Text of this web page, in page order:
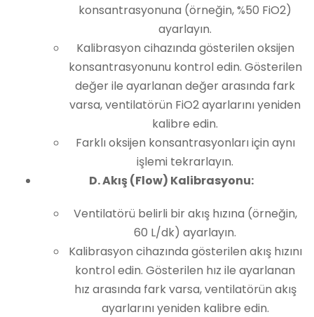
konsantrasyonuna (örneğin, %50 FiO2)
ayarlayın.
Kalibrasyon cihazında gösterilen oksijen
konsantrasyonunu kontrol edin. Gösterilen
değer ile ayarlanan değer arasında fark
varsa, ventilatörün FiO2 ayarlarını yeniden
kalibre edin.
Farklı oksijen konsantrasyonları için aynı
işlemi tekrarlayın.
D. Akış (Flow) Kalibrasyonu:
Ventilatörü belirli bir akış hızına (örneğin,
60 L/dk) ayarlayın.
Kalibrasyon cihazında gösterilen akış hızını
kontrol edin. Gösterilen hız ile ayarlanan
hız arasında fark varsa, ventilatörün akış
ayarlarını yeniden kalibre edin.